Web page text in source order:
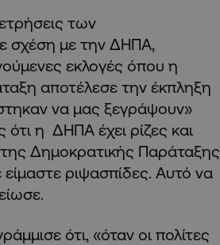
των
σχέση με την ΔΗΠΑ,
εκλογές όπου η
αποτέλεσε την έκπληξη
να μας ξεγράψουν»
ότι η ΔΗΠΑ έχει ρίζες και
Δημοκρατικής Παράταξης
ριψασπίδες. Αυτό να
ότι, «όταν οι πολίτες